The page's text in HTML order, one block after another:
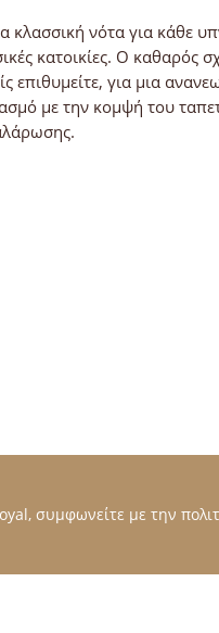
κλασσική νότα για κάθε
κατοικίες. Ο καθαρός
επιθυμείτε, για μια
με την κομψή του
συμφωνείτε με την